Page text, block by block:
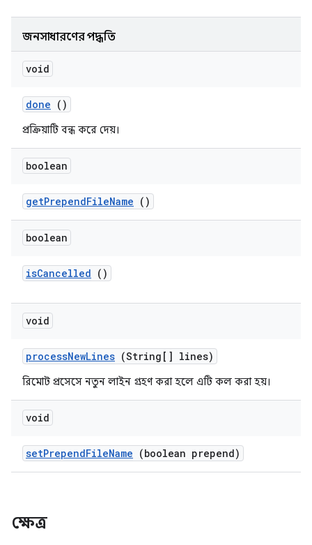
জনসাধারণের পদ্ধতি
void
done ()
প্রক্রিয়াটি বন্ধ করে দেয়।
boolean
getPrependFileName ()
boolean
isCancelled ()
void
processNewLines (String[] lines)
রিমোট প্রসেসে নতুন লাইন গ্রহণ করা হলে এটি কল করা হয়।
void
setPrependFileName (boolean prepend)
ক্ষেত্র